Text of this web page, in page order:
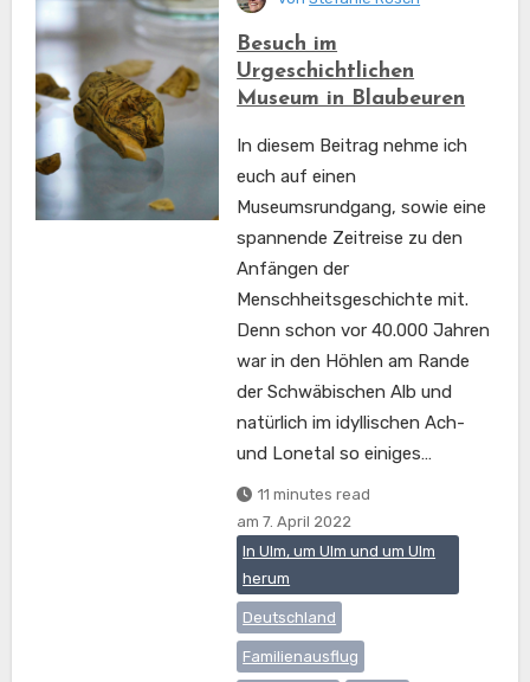
Besuch im
Urgeschichtlichen
Museum in Blaubeuren
In diesem Beitrag nehme ich
euch auf einen
Museumsrundgang, sowie eine
spannende Zeitreise zu den
Anfängen der
Menschheitsgeschichte mit.
Denn schon vor 40.000 Jahren
war in den Höhlen am Rande
der Schwäbischen Alb und
natürlich im idyllischen Ach-
und Lonetal so einiges…
11 minutes read
am7. April 2022
In Ulm, um Ulm und um Ulm
herum
Deutschland
Familienausflug